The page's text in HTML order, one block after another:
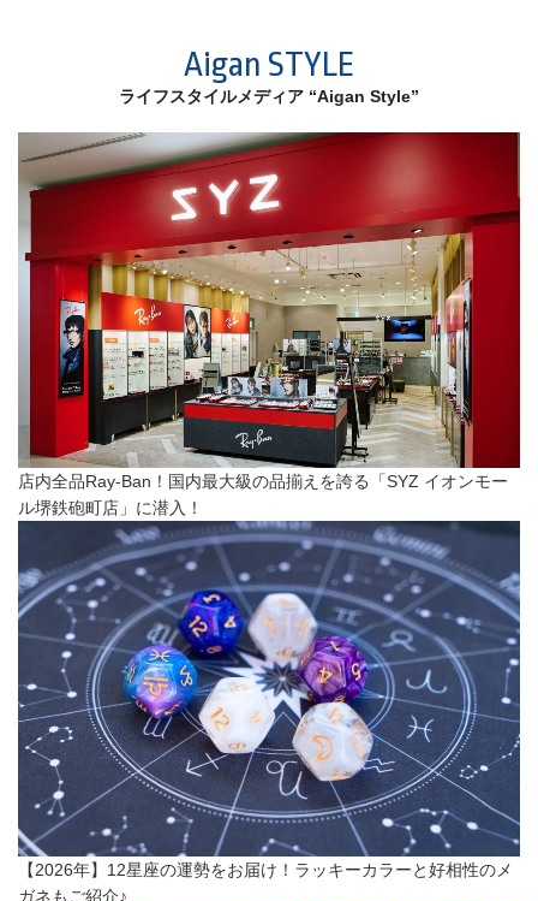
Aigan STYLE
ライフスタイルメディア “Aigan Style”
店内全品Ray-Ban！国内最大級の品揃えを誇る「SYZ イオンモー
ル堺鉄砲町店」に潜入！
【2026年】12星座の運勢をお届け！ラッキーカラーと好相性のメ
ガネもご紹介♪